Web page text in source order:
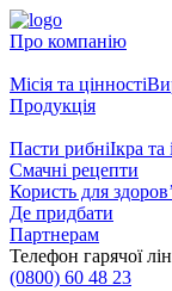
Про компанію
Місія та цінності
Продукція
Пасти рибніІкра та
Смачні рецепти
Користь для
Де придбати
Партнерам
Телефон гарячої
(0800) 60 48 23